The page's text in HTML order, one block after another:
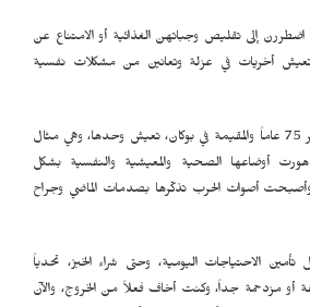
إلى تقليص وجباتهن الغذائية أو الامتناع عن
تعيش أخريات في عزلة وتعانين من مشكلات نفسية
البالغة من العمر 75 عاماً والمقيمة في بوكان، تعيش وحدها، وهي مثال
أوضاعها الصحية والمعيشية والنفسية بشكل
أصوات الحرب تذكّرها بصدمات الماضي وجراح
الاحتياجات اليومية، وحتى شراء الخبز، تحدياً
أو مزدحمة جداً، وكنت أخاف فعلاً من الخروج، والآن